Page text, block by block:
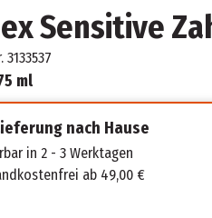
Sensitive
3133537
ml
nach Hause
in 2 - 3 Werktagen
ab 49,00 €